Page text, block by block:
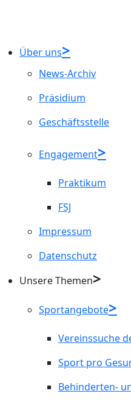
Über uns
News-Archiv
Präsidium
Geschäftsstelle
Engagement
Praktikum
FSJ
Impressum
Datenschutz
Unsere Themen
Sportangebote
Vereinssuche
Sport pro
Behinderten-